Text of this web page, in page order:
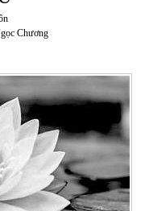
Chương